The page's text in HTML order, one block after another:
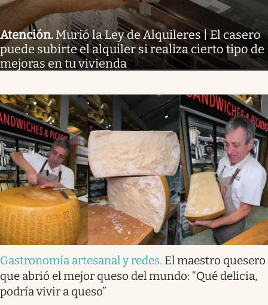
Atención. Murió la Ley de Alquileres | El casero
puede subirte el alquiler si realiza cierto tipo de
mejoras en tu vivienda
Gastronomía artesanal y redes. El maestro quesero
que abrió el mejor queso del mundo: “Qué delicia,
podría vivir a queso”